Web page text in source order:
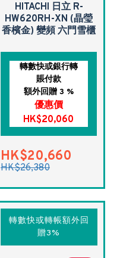
HITACHI 日立 R-
HW620RH-XN (晶瑩
香檳金) 變頻 六門雪櫃
轉數快或銀行轉
賬付款
額外回贈 3 %
優惠價
HK$20,060
HK$20,660
HK$26,380
轉數快或轉帳額外回
贈3%